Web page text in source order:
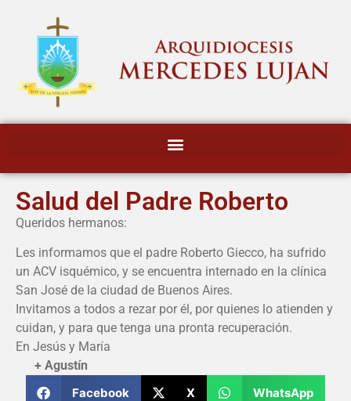
Salud del Padre Roberto
Queridos hermanos:
Les informamos que el padre Roberto Giecco, ha sufrido
un ACV isquémico, y se encuentra internado en la clínica
San José de la ciudad de Buenos Aires.
Invitamos a todos a rezar por él, por quienes lo atienden y
cuidan, y para que tenga una pronta recuperación.
En Jesús y María
+ Agustín
Facebook
X WhatsApp